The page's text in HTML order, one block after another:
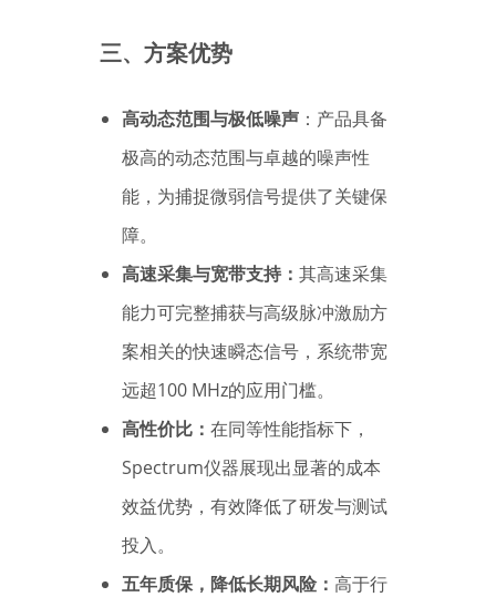
三、方案优势
高动态范围与极低噪声 ：产品具备
极高的动态范围与卓越的噪声性
能，为捕捉微弱信号提供了关键保
障。
高速采集与宽带支持： 其高速采集
能力可完整捕获与高级脉冲激励方
案相关的快速瞬态信号，系统带宽
远超100 MHz的应用门槛。
高性价比： 在同等性能指标下，
Spectrum仪器展现出显著的成本
效益优势，有效降低了研发与测试
投入。
五年质保，降低长期风险： 高于行